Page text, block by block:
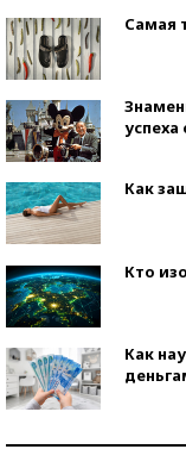
Самая
Как
Кто
Как